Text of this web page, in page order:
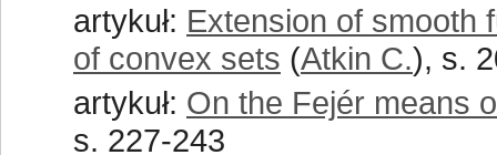
artykuł: Extension of smooth
of convex sets (Atkin C.), s.
artykuł: On the Fejér means
s. 227-243